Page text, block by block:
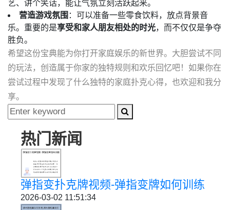
艺、讲个笑话，能让气氛立刻活跃起来。
营造游戏氛围 ：可以准备一些零食饮料，放点背景音
乐。重要的是享受和家人朋友相处的时光，而不仅仅是争夺
胜负。
希望这份宝典能为你打开家庭娱乐的新世界。大胆尝试不同
的玩法，创造属于你家的独特规则和欢乐回忆吧！如果你在
尝试过程中发现了什么独特的家庭扑克心得，也欢迎和我分
享。
热门新闻
弹指变扑克牌视频-弹指变牌如何训练
2026-03-02 11:51:34